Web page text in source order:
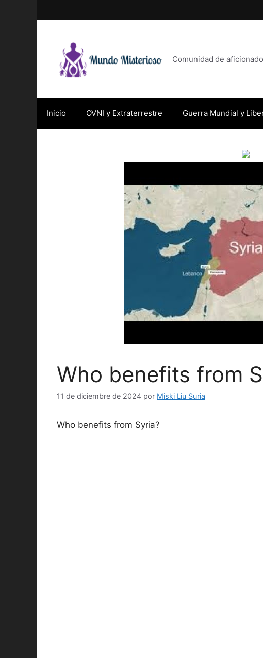
Comunidad de
Inicio OVNI y Extraterrestre Guerra Mundial y
Who benefits from
11 de diciembre de 2024 por Miski Liu Suria
Who benefits from Syria?